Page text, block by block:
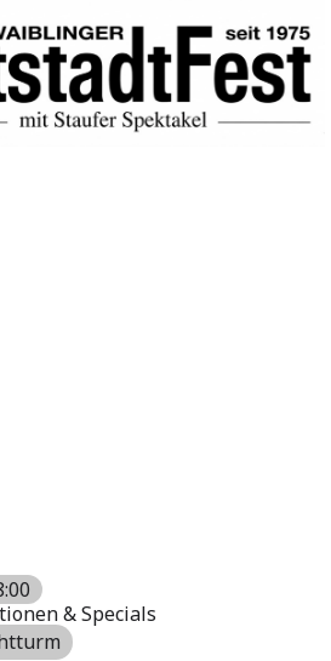
2007
Mittelalterspektakel 2007
& Specials